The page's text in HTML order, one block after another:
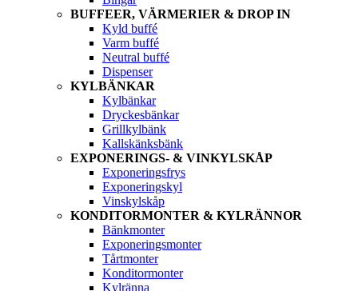
BUFFEER, VÄRMERIER & DROP IN
Kyld buffé
Varm buffé
Neutral buffé
Dispenser
KYLBÄNKAR
Kylbänkar
Dryckesbänkar
Grillkylbänk
Kallskänksbänk
EXPONERINGS- & VINKYLSKÅP
Exponeringsfrys
Exponeringskyl
Vinskylskåp
KONDITORMONTER & KYLRÄNNOR
Bänkmonter
Exponeringsmonter
Tårtmonter
Konditormonter
Kylränna